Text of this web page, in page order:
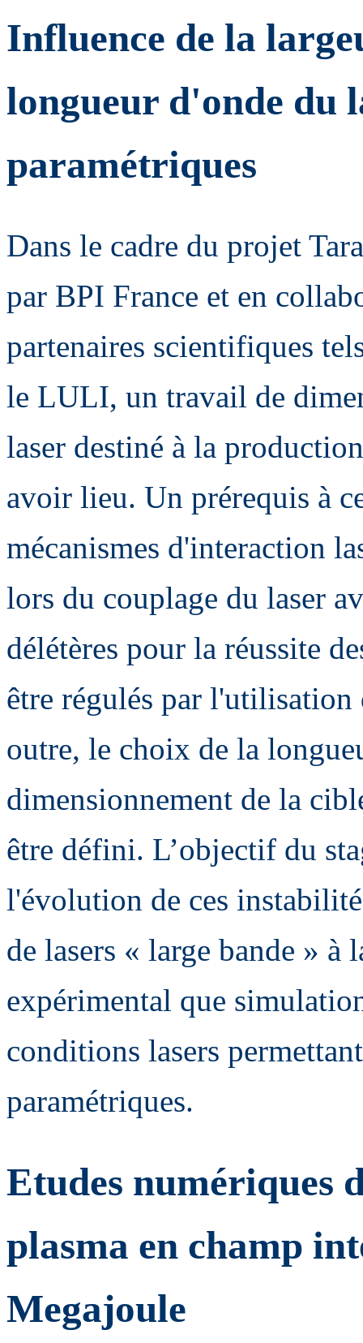
Influence de la
longueur d'onde du
paramétriques
Dans le cadre du projet
par BPI France et en
partenaires scientifiques
le LULI, un travail de
laser destiné à la
avoir lieu. Un prérequis à
mécanismes d'interaction
lors du couplage du laser
délétères pour la réussite
être régulés par l'utilisation
outre, le choix de la
dimensionnement de la
être défini. L’objectif du
l'évolution de ces
de lasers « large bande »
expérimental que
conditions lasers
paramétriques.
Etudes numériques
plasma en champ
Megajoule